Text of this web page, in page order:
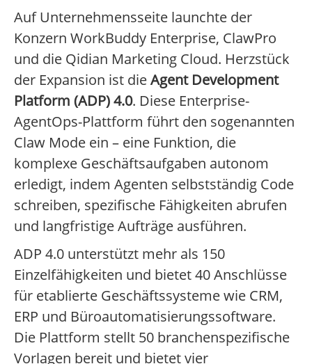
Auf Unternehmensseite launchte der
Konzern WorkBuddy Enterprise, ClawPro
und die Qidian Marketing Cloud. Herzstück
der Expansion ist dieAgent Development
Platform (ADP) 4.0. Diese Enterprise-
AgentOps-Plattform führt den sogenannten
Claw Mode ein – eine Funktion, die
komplexe Geschäftsaufgaben autonom
erledigt, indem Agenten selbstständig Code
schreiben, spezifische Fähigkeiten abrufen
und langfristige Aufträge ausführen.
ADP 4.0 unterstützt mehr als 150
Einzelfähigkeiten und bietet 40 Anschlüsse
für etablierte Geschäftssysteme wie CRM,
ERP und Büroautomatisierungssoftware.
Die Plattform stellt 50 branchenspezifische
Vorlagen bereit und bietet vier